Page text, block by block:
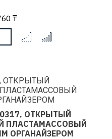
₸
ОТКРЫТЫЙ
ПЛАСТАМАССОВЫЙ
ОРГАНАЙЗЕРОМ